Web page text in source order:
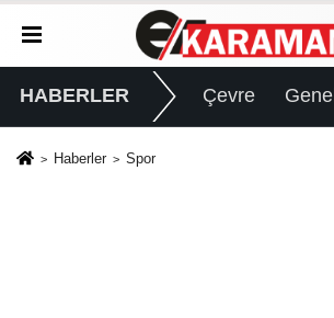
HABERLER Çevre Genel
Haberler Spor